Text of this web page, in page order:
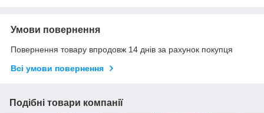
Умови повернення
Повернення товару впродовж 14 днів за рахунок покупця
Всі умови повернення
Подібні товари компанії